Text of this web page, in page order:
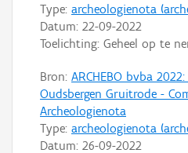
Type: archeologienota
Datum: 22-09-2022
Toelichting: Geheel op te
Bron: ARCHEBO bvba
Oudsbergen Gruitrode -
Archeologienota
Type: archeologienota
Datum: 26-09-2022